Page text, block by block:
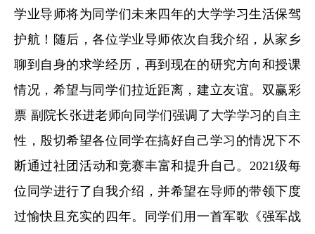
学业导师将为同学们未来四年的大学学习生活保驾
护航！ 随后，各位学业导师依次 自我介绍， 从家乡
聊到 自身的求学经历，再到 现在的研究方向 和授课
情况 ，希望与同学们拉近距离 ，建立友谊。 双赢彩
票 副 院长张进老师向同学们强调了大学学习 的 自主
性， 殷切希望各位同学在搞好自己学习的情况下不
断通过社团活动和竞赛丰富和提升自己。 2021级每
位同学进行了自我介绍，并希望在导师的带领下度
过愉快且充实的四年。
同学们用一首军歌《强军战